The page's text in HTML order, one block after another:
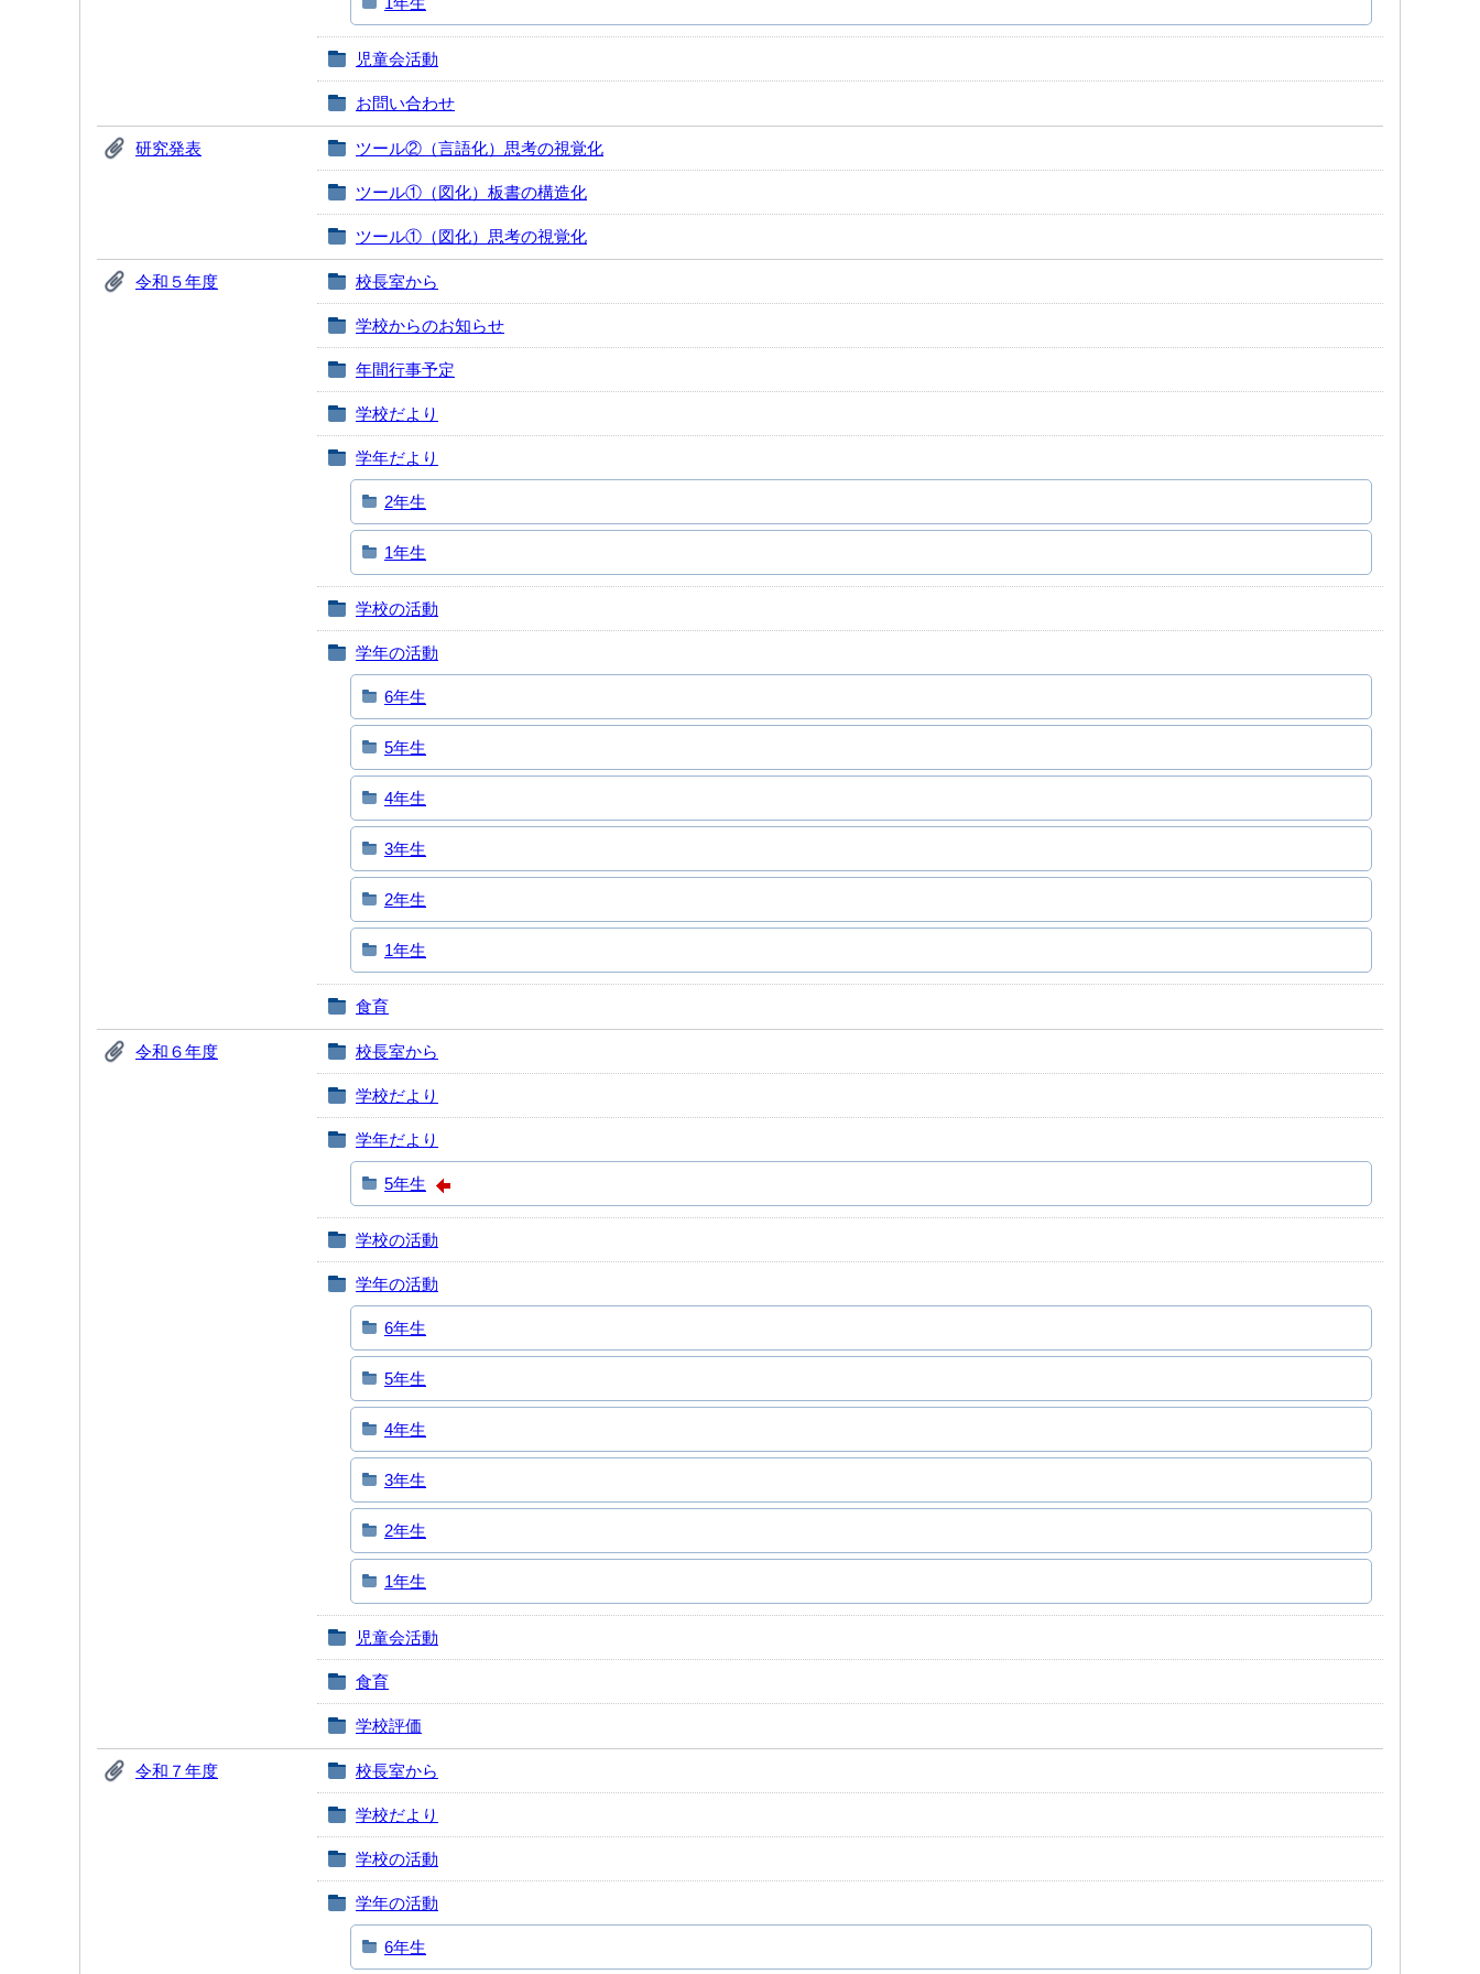
児童会活動
お問い合わせ
研究発表 ツール②（言語化）思考の視覚化
ツール①（図化）板書の構造化
ツール①（図化）思考の視覚化
令和５年度 校長室から
学校からのお知らせ
年間行事予定
学校だより
学年だより
2年生
1年生
学校の活動
学年の活動
6年生
5年生
4年生
3年生
2年生
1年生
食育
令和６年度 校長室から
学校だより
学年だより
5年生
学校の活動
学年の活動
6年生
5年生
4年生
3年生
2年生
1年生
児童会活動
食育
学校評価
令和７年度 校長室から
学校だより
学校の活動
学年の活動
6年生